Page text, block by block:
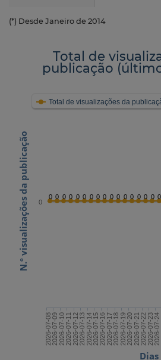
(*) Desde Janeiro de 2014
Dias
N.º visualizações da publicação
Total de
publicação
0 0 0 0 0 0 0 0 0 0 0 0 0 0 0 0 0
Total de visualizações da
2026-07-082026-07-092026-07-102026-07-112026-07-122026-07-132026-07-142026-07-152026-07-162026-07-172026-07-182026-07-192026-07-202026-07-212026-07-222026-07-232026-07-24
0